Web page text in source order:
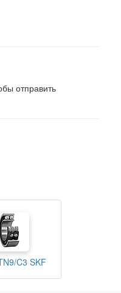
отправить
C3 SKF